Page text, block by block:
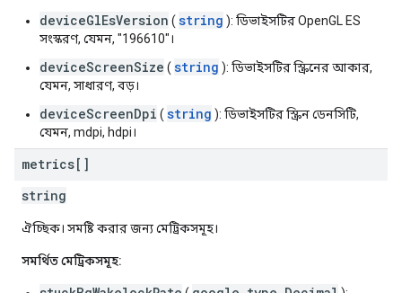
deviceGlEsVersion ( string ): ডিভাইসটির OpenGL ES
সংস্করণ, যেমন, "196610"।
deviceScreenSize ( string ): ডিভাইসটির স্ক্রিনের আকার,
যেমন, সাধারণ, বড়।
deviceScreenDpi ( string ): ডিভাইসটির স্ক্রিন ডেনসিটি,
যেমন, mdpi, hdpi।
metrics[]
string
ঐচ্ছিক। সমষ্টি করার জন্য মেট্রিকসমূহ।
সমর্থিত মেট্রিকসমূহ: